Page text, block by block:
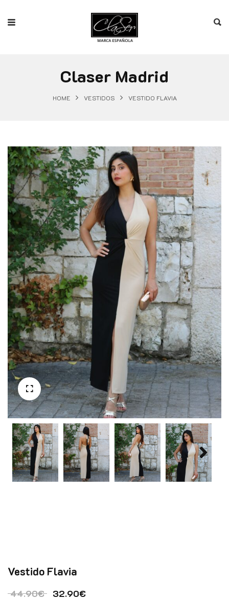
Claser Madrid
HOME VESTIDOS VESTIDO FLAVIA
Vestido Flavia
44.90€ El precio original era: 44.90€.
32.90€El precio actual es: 32.90€.